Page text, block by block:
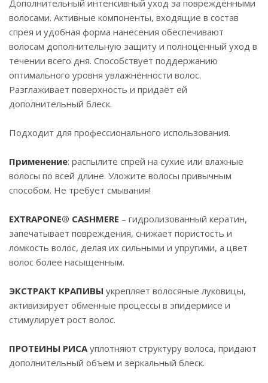
Дополнительный интенсивный уход за повреждёнными
волосами. Активные компоненты, входящие в состав
спрея и удобная форма нанесения обеспечивают
волосам дополнительную защиту и полноценный уход в
течении всего дня. Способствует поддержанию
оптимального уровня увлажнённости волос.
Разглаживает поверхность и придаёт ей
дополнительный блеск.
Подходит для профессионального использования.
Применение: распылите спрей на сухие или влажные
волосы по всей длине. Уложите волосы привычным
способом. Не требует смывания!
EXTRAPONE® CASHMERE – гидролизованный кератин,
запечатывает повреждения, снижает пористость и
ломкость волос, делая их сильными и упругими, а цвет
волос более насыщенным.
ЭКСТРАКТ КРАПИВЫ укрепляет волосяные луковицы,
активизирует обменные процессы в эпидермисе и
стимулирует рост волос.
ПРОТЕИНЫ РИСАуплотняют структуру волоса, придают
дополнительный объем и зеркальный блеск.